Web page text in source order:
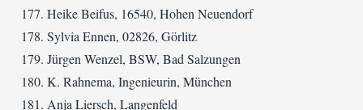
Heike Beifus, 16540, Hohen Neuendorf
Sylvia Ennen, 02826, Görlitz
Jürgen Wenzel, BSW, Bad Salzungen
K. Rahnema, Ingenieurin, München
Anja Liersch, Langenfeld